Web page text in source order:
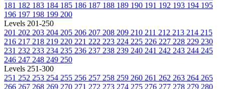
181 182 183 184 185 186 187 188 189 190 191 192 193 194 195
196 197 198 199 200
Levels 201-250
201 202 203 204 205 206 207 208 209 210 211 212 213 214 215
216 217 218 219 220 221 222 223 224 225 226 227 228 229 230
231 232 233 234 235 236 237 238 239 240 241 242 243 244 245
246 247 248 249 250
Levels 251-300
251 252 253 254 255 256 257 258 259 260 261 262 263 264 265
266 267 268 269 270 271 272 273 274 275 276 277 278 279 280